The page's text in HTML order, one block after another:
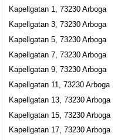
Kapellgatan 22 B, 73245 Arboga
Salesman Toni Lahtinen
Toni Olavi Lahtinen
040-130807
Kapellgatan 22 D, 73245 Arboga
Åsa Ignell
Kapellgatan 22 D Lgh 1201, 73245 Arboga
Skylt-Gravyr, Kurt Lundsten
Kapellgatan 1, 73230 Arboga
Kapellgatan 3, 73230 Arboga
Kapellgatan 5, 73230 Arboga
Kapellgatan 7, 73230 Arboga
Kapellgatan 9, 73230 Arboga
Kapellgatan 11, 73230 Arboga
Kapellgatan 13, 73230 Arboga
Kapellgatan 15, 73230 Arboga
Kapellgatan 17, 73230 Arboga